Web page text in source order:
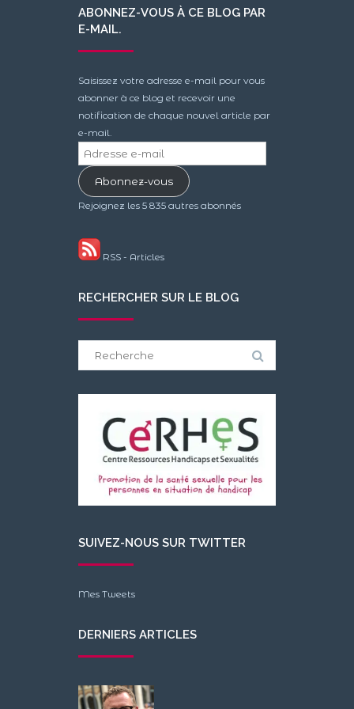
ABONNEZ-VOUS À CE BLOG PAR
E-MAIL.
Saisissez votre adresse e-mail pour vous
abonner à ce blog et recevoir une
notification de chaque nouvel article par
e-mail.
Adresse
e-
mailAbonnez-vous
Rejoignez les 5 835 autres abonnés
RSS - Articles
RECHERCHER SUR LE BLOG
SUIVEZ-NOUS SUR TWITTER
Mes Tweets
DERNIERS ARTICLES